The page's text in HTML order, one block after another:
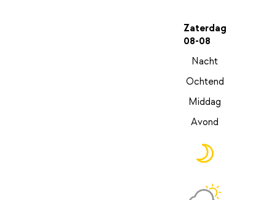
Zaterdag
08-08
Nacht
Ochtend
Middag
Avond